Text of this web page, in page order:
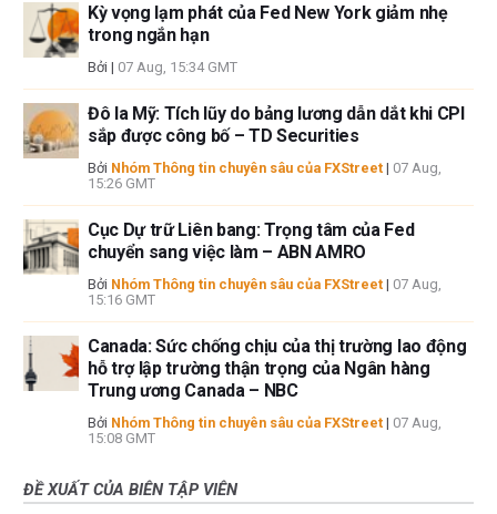
Kỳ vọng lạm phát của Fed New York giảm nhẹ
trong ngắn hạn
Bởi | 07 Aug, 15:34 GMT
Đô la Mỹ: Tích lũy do bảng lương dẫn dắt khi CPI
sắp được công bố – TD Securities
Bởi Nhóm Thông tin chuyên sâu của FXStreet | 07 Aug,
15:26 GMT
Cục Dự trữ Liên bang: Trọng tâm của Fed
chuyển sang việc làm – ABN AMRO
Bởi Nhóm Thông tin chuyên sâu của FXStreet | 07 Aug,
15:16 GMT
Canada: Sức chống chịu của thị trường lao động
hỗ trợ lập trường thận trọng của Ngân hàng
Trung ương Canada – NBC
Bởi Nhóm Thông tin chuyên sâu của FXStreet | 07 Aug,
15:08 GMT
ĐỀ XUẤT CỦA BIÊN TẬP VIÊN